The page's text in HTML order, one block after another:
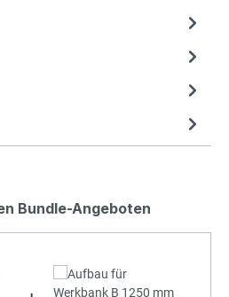
Bundle-Angeboten